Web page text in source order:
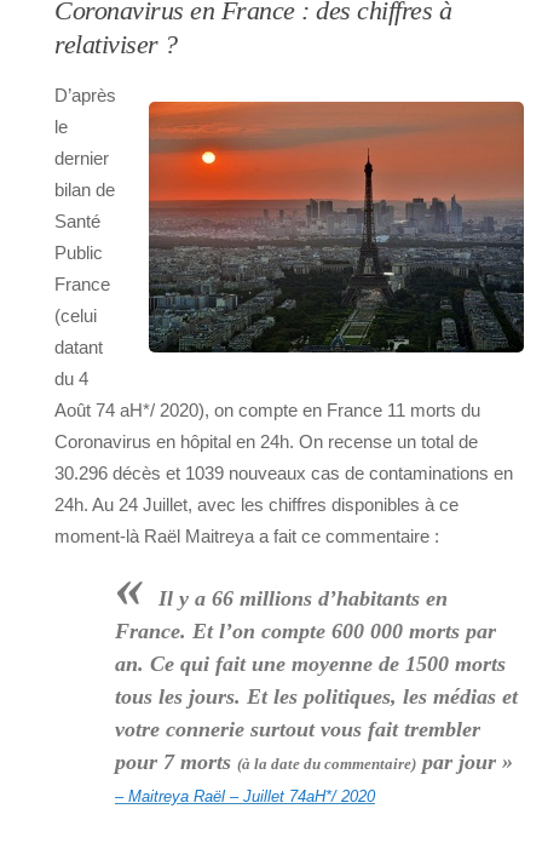
Coronavirus en France : des chiffres à
relativiser ?
D’après
le
dernier
bilan de
Santé
Public
France
(celui
datant
du 4
Août 74 aH*/ 2020), on compte en France 11 morts du
Coronavirus en hôpital en 24h. On recense un total de
30.296 décès et 1039 nouveaux cas de contaminations en
24h. Au 24 Juillet, avec les chiffres disponibles à ce
moment-là Raël Maitreya a fait ce commentaire :
«
Il y a 66 millions d’habitants en
France. Et l’on compte 600 000 morts par
an. Ce qui fait une moyenne de 1500 morts
tous les jours. Et les politiques, les médias et
votre connerie surtout vous fait trembler
pour 7 morts (à la date du commentaire) par jour »
– Maitreya Raël – Juillet 74aH*/ 2020